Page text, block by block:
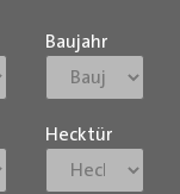
Baujahr
Hecktür